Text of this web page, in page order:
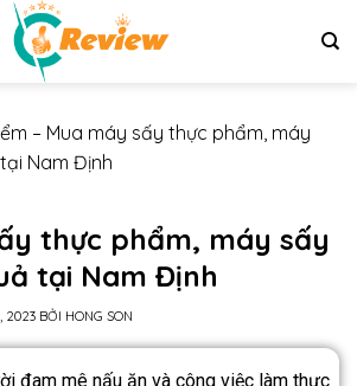
– Mua máy sấy thực phẩm, máy
Nam Định
thực phẩm, máy sấy
tại Nam Định
2023 BỞI HONG SON
đam mê nấu ăn và công việc làm thực